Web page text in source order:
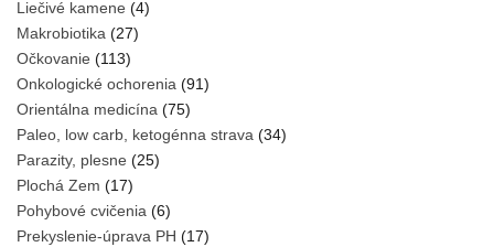
Liečivé kamene (4)
Makrobiotika (27)
Očkovanie (113)
Onkologické ochorenia (91)
Orientálna medicína (75)
Paleo, low carb, ketogénna strava (34)
Parazity, plesne (25)
Plochá Zem (17)
Pohybové cvičenia (6)
Prekyslenie-úprava PH (17)